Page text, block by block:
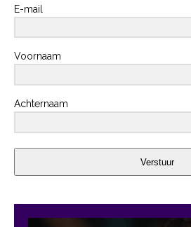
E-mail
Voornaam
Achternaam
Verstuur